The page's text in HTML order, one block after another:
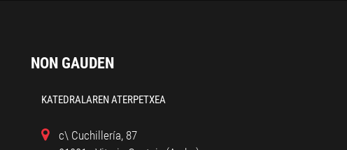
NON GAUDEN
KATEDRALAREN ATERPETXEA
c\ Cuchillería, 87